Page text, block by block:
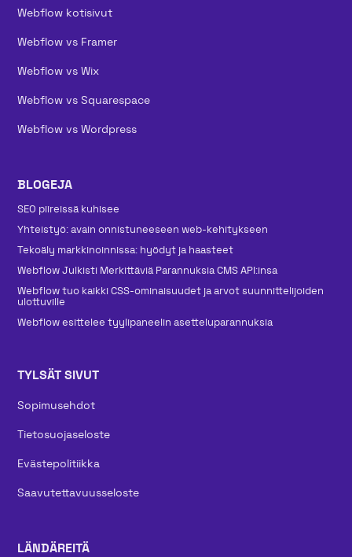
Webflow kotisivut
Webflow vs Framer
Webflow vs Wix
Webflow vs Squarespace
Webflow vs Wordpress
BLOGEJA
SEO piireissä kuhisee
Yhteistyö: avain onnistuneeseen web-kehitykseen
Tekoäly markkinoinnissa: hyödyt ja haasteet
Webflow Julkisti Merkittäviä Parannuksia CMS API:insa
Webflow tuo kaikki CSS-ominaisuudet ja arvot suunnittelijoiden
ulottuville
Webflow esittelee tyylipaneelin asetteluparannuksia
TYLSÄT SIVUT
Sopimusehdot
Tietosuojaseloste
Evästepolitiikka
Saavutettavuusseloste
LÄNDÄREITÄ